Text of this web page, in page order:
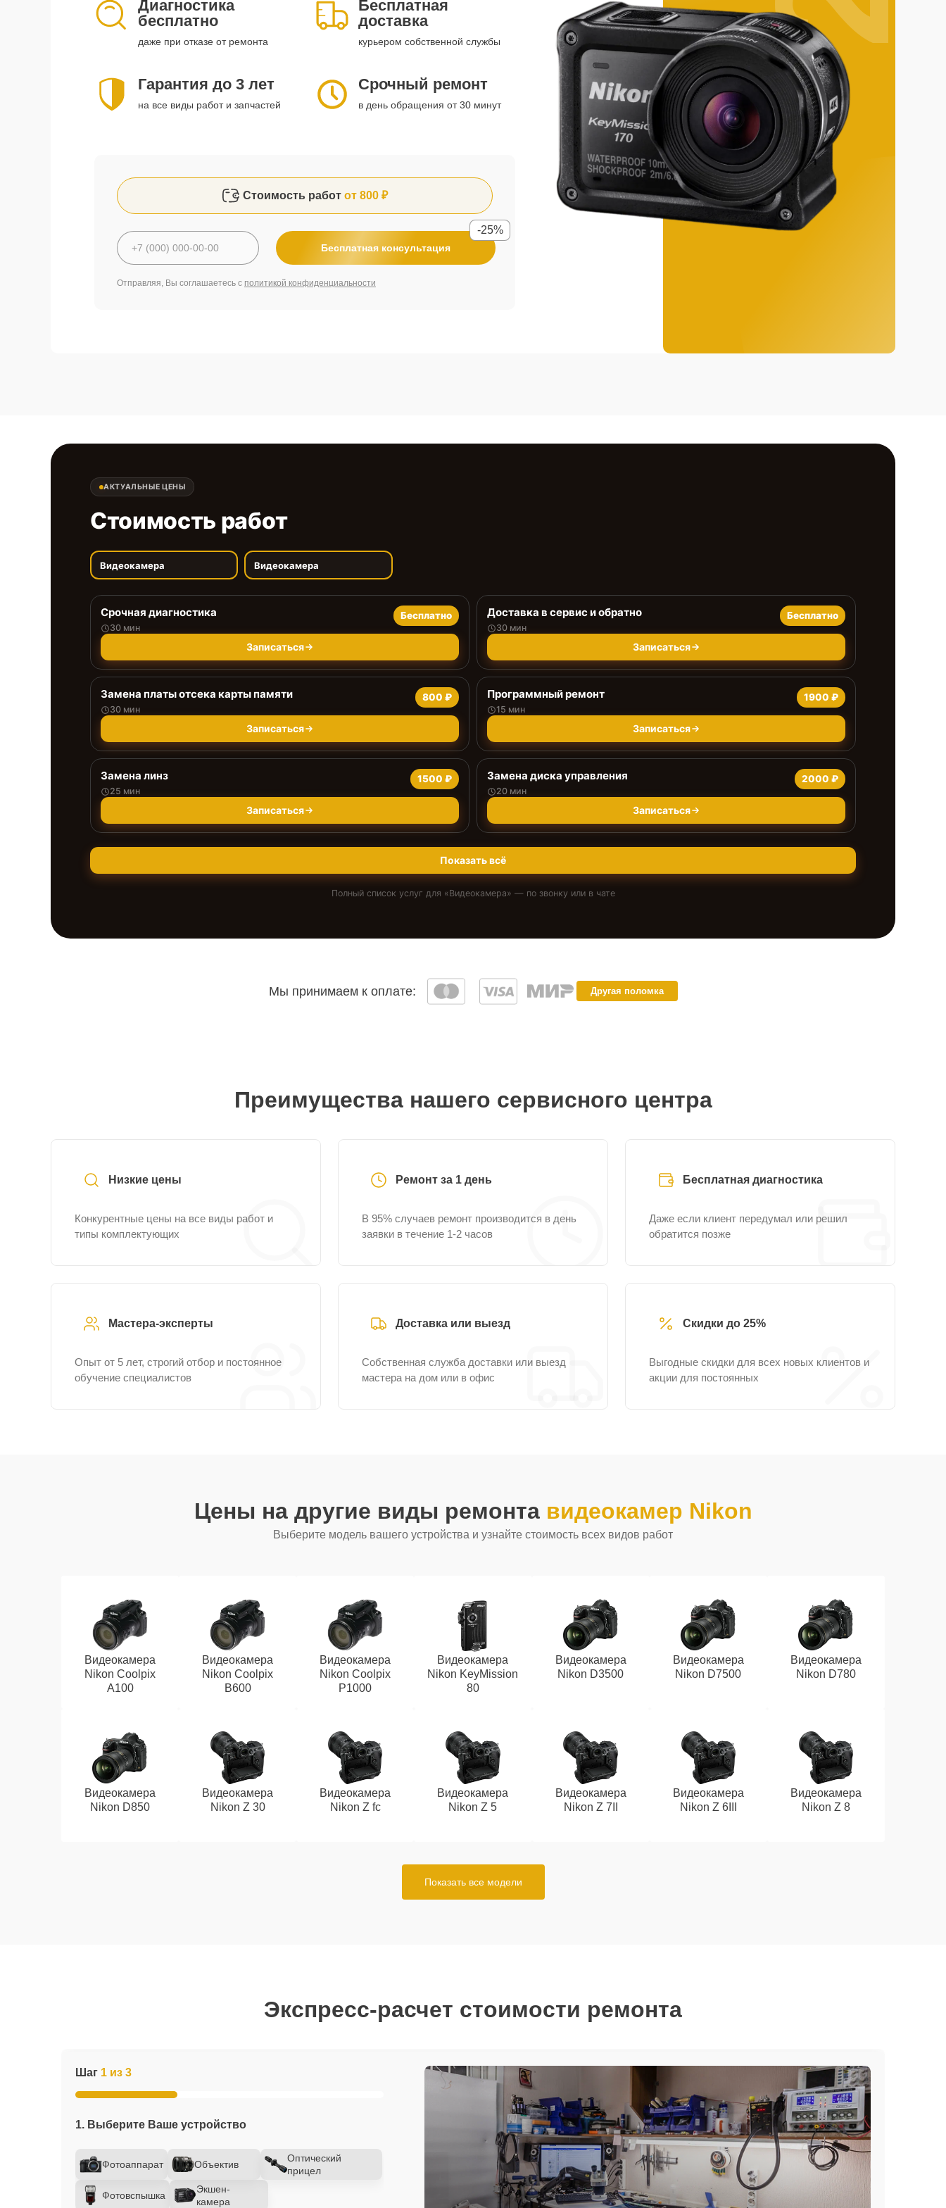
Диагностика
бесплатно
даже при отказе от ремонта
Бесплатная
доставка
курьером собственной службы
Гарантия до 3 лет
на все виды работ и запчастей
Срочный ремонт
в день обращения от 30 минут
Стоимость работ от 800 ₽
Бесплатная консультация
-25%
Отправляя, Вы соглашаетесь с политикой конфиденциальности
АКТУАЛЬНЫЕ ЦЕНЫ
Стоимость работ
Видеокамера Видеокамера
Срочная диагностика
30 мин
Бесплатно
Записаться
Доставка в сервис и обратно
30 мин
Бесплатно
Записаться
Замена платы отсека карты памяти
30 мин
800 ₽
Записаться
Программный ремонт
15 мин
1900 ₽
Записаться
Замена линз
25 мин
1500 ₽
Записаться
Замена диска управления
20 мин
2000 ₽
Записаться
Показать всё
Полный список услуг для «Видеокамера» — по звонку или в чате
Мы принимаем к оплате: Другая поломка
Преимущества нашего сервисного центра
Низкие цены
Конкурентные цены на все виды работ и
типы комплектующих
Ремонт за 1 день
В 95% случаев ремонт производится в день
заявки в течение 1-2 часов
Бесплатная диагностика
Даже если клиент передумал или решил
обратится позже
Мастера-эксперты
Опыт от 5 лет, строгий отбор и постоянное
обучение специалистов
Доставка или выезд
Собственная служба доставки или выезд
мастера на дом или в офис
Скидки до 25%
Выгодные скидки для всех новых клиентов и
акции для постоянных
Цены на другие виды ремонта видеокамер Nikon
Выберите модель вашего устройства и узнайте стоимость всех видов работ
Видеокамера
Nikon Coolpix
A100
Видеокамера
Nikon Coolpix
B600
Видеокамера
Nikon Coolpix
P1000
Видеокамера
Nikon KeyMission
80
Видеокамера
Nikon D3500
Видеокамера
Nikon D7500
Видеокамера
Nikon D780
Видеокамера
Nikon D850
Видеокамера
Nikon Z 30
Видеокамера
Nikon Z fc
Видеокамера
Nikon Z 5
Видеокамера
Nikon Z 7II
Видеокамера
Nikon Z 6III
Видеокамера
Nikon Z 8
Показать все модели
Экспресс-расчет стоимости ремонта
Шаг 1 из 3
1. Выберите Ваше устройство
Фотоаппарат Объектив
Оптический
прицел
Фотовспышка
Экшен-
камера